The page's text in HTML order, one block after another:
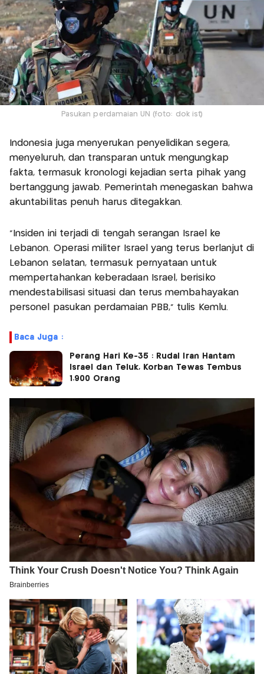
Pasukan perdamaian UN (foto: dok ist)
Indonesia juga menyerukan penyelidikan segera,
menyeluruh, dan transparan untuk mengungkap
fakta, termasuk kronologi kejadian serta pihak yang
bertanggung jawab. Pemerintah menegaskan bahwa
akuntabilitas penuh harus ditegakkan.
"Insiden ini terjadi di tengah serangan Israel ke
Lebanon. Operasi militer Israel yang terus berlanjut di
Lebanon selatan, termasuk pernyataan untuk
mempertahankan keberadaan Israel, berisiko
mendestabilisasi situasi dan terus membahayakan
personel pasukan perdamaian PBB," tulis Kemlu.
Baca Juga :
Perang Hari Ke-35 : Rudal Iran Hantam
Israel dan Teluk, Korban Tewas Tembus
1.900 Orang